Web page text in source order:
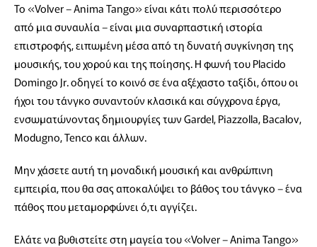
Το «Volver – Anima Tango» είναι κάτι πολύ περισσότερο
από μια συναυλία – είναι μια συναρπαστική ιστορία
επιστροφής, ειπωμένη μέσα από τη δυνατή συγκίνηση της
μουσικής, του χορού και της ποίησης. Η φωνή του Placido
Domingo Jr. οδηγεί το κοινό σε ένα αξέχαστο ταξίδι, όπου οι
ήχοι του τάνγκο συναντούν κλασικά και σύγχρονα έργα,
ενσωματώνοντας δημιουργίες των Gardel, Piazzolla, Bacalov,
Modugno, Tenco και άλλων.
Μην χάσετε αυτή τη μοναδική μουσική και ανθρώπινη
εμπειρία, που θα σας αποκαλύψει το βάθος του τάνγκο – ένα
πάθος που μεταμορφώνει ό,τι αγγίζει.
Ελάτε να βυθιστείτε στη μαγεία του «Volver – Anima Tango»